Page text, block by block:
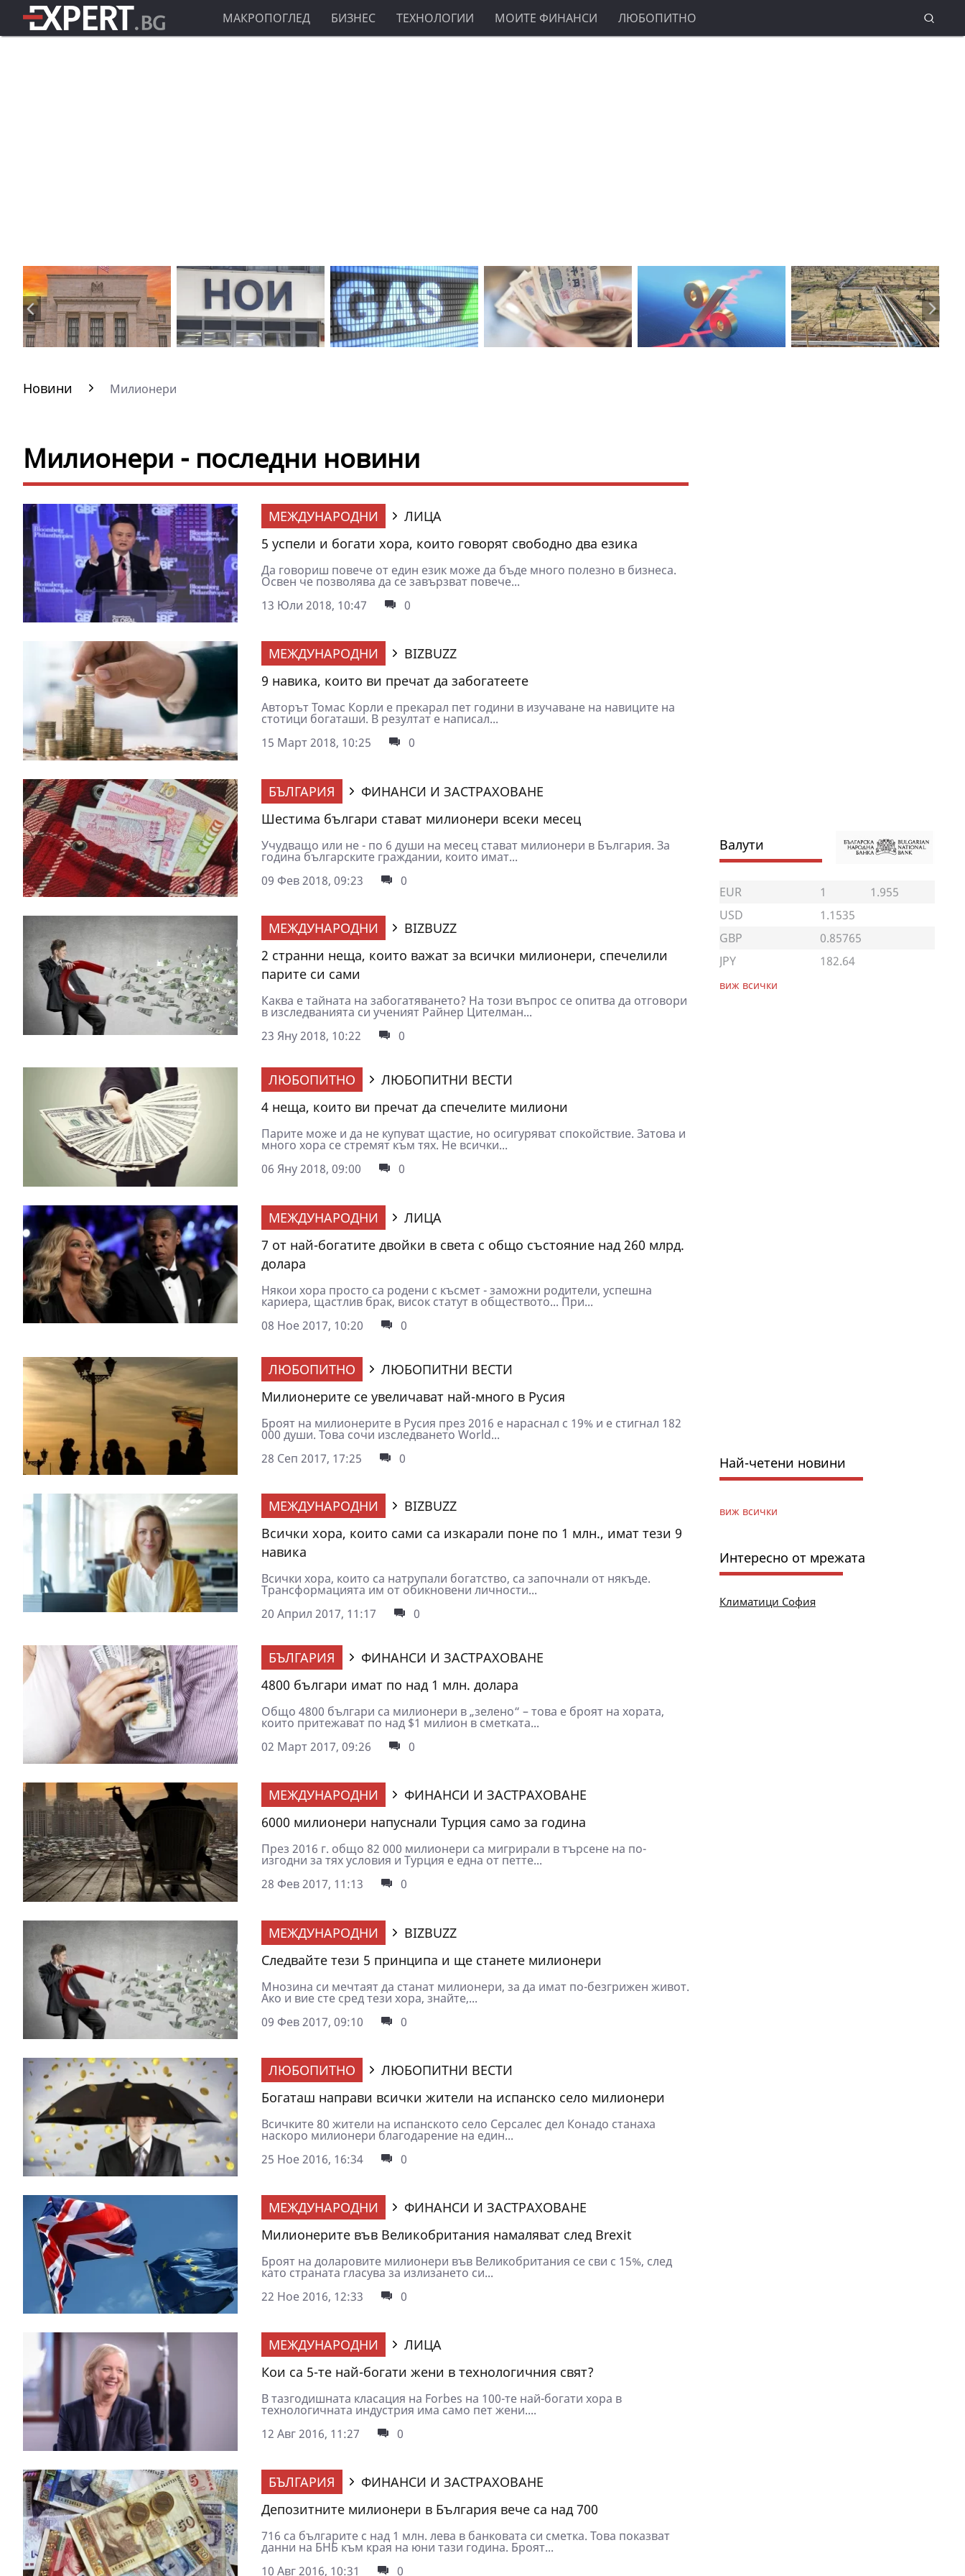
МАКРОПОГЛЕД БИЗНЕС ТЕХНОЛОГИИ МОИТЕ ФИНАНСИ ЛЮБОПИТНО
Новини Милионери
Милионери - последни новини
МЕЖДУНАРОДНИ
ЛИЦА
5 успели и богати хора, които говорят свободно два езика
Да говориш повече от един език може да бъде много полезно в бизнеса.
Освен че позволява да се завързват повече...
13 Юли 2018, 10:47
0
МЕЖДУНАРОДНИ
BIZBUZZ
9 навика, които ви пречат да забогатеете
Авторът Томас Корли е прекарал пет години в изучаване на навиците на
стотици богаташи. В резултат е написал...
15 Март 2018, 10:25
0
БЪЛГАРИЯ
ФИНАНСИ И ЗАСТРАХОВАНЕ
Шестима българи стават милионери всеки месец
Учудващо или не - по 6 души на месец стават милионери в България. За
година българските граждании, които имат...
09 Фев 2018, 09:23
0
МЕЖДУНАРОДНИ
BIZBUZZ
2 странни неща, които важат за всички милионери, спечелили
парите си сами
Каква е тайната на забогатяването? На този въпрос се опитва да отговори
в изследванията си ученият Райнер Цителман...
23 Яну 2018, 10:22
0
ЛЮБОПИТНО
ЛЮБОПИТНИ ВЕСТИ
4 неща, които ви пречат да спечелите милиони
Парите може и да не купуват щастие, но осигуряват спокойствие. Затова и
много хора се стремят към тях. Не всички...
06 Яну 2018, 09:00
0
МЕЖДУНАРОДНИ
ЛИЦА
7 от най-богатите двойки в света с общо състояние над 260 млрд.
долара
Някои хора просто са родени с късмет - заможни родители, успешна
кариера, щастлив брак, висок статут в обществото... При...
08 Ное 2017, 10:20
0
ЛЮБОПИТНО
ЛЮБОПИТНИ ВЕСТИ
Милионерите се увеличават най-много в Русия
Броят на милионерите в Русия през 2016 е нараснал с 19% и е стигнал 182
000 души. Това сочи изследването World...
28 Сеп 2017, 17:25
0
МЕЖДУНАРОДНИ
BIZBUZZ
Всички хора, които сами са изкарали поне по 1 млн., имат тези 9
навика
Всички хора, които са натрупали богатство, са започнали от някъде.
Трансформацията им от обикновени личности...
20 Април 2017, 11:17
0
БЪЛГАРИЯ
ФИНАНСИ И ЗАСТРАХОВАНЕ
4800 българи имат по над 1 млн. долара
Общо 4800 българи са милионери в „зелено“ – това е броят на хората,
които притежават по над $1 милион в сметката...
02 Март 2017, 09:26
0
МЕЖДУНАРОДНИ
ФИНАНСИ И ЗАСТРАХОВАНЕ
6000 милионери напуснали Турция само за година
През 2016 г. общо 82 000 милионери са мигрирали в търсене на по-
изгодни за тях условия и Турция е една от петте...
28 Фев 2017, 11:13
0
МЕЖДУНАРОДНИ
BIZBUZZ
Следвайте тези 5 принципа и ще станете милионери
Мнозина си мечтаят да станат милионери, за да имат по-безгрижен живот.
Ако и вие сте сред тези хора, знайте,...
09 Фев 2017, 09:10
0
ЛЮБОПИТНО
ЛЮБОПИТНИ ВЕСТИ
Богаташ направи всички жители на испанско село милионери
Всичките 80 жители на испанското село Серсалес дел Конадо станаха
наскоро милионери благодарение на един...
25 Ное 2016, 16:34
0
МЕЖДУНАРОДНИ
ФИНАНСИ И ЗАСТРАХОВАНЕ
Милионерите във Великобритания намаляват след Brexit
Броят на доларовите милионери във Великобритания се сви с 15%, след
като страната гласува за излизането си...
22 Ное 2016, 12:33
0
МЕЖДУНАРОДНИ
ЛИЦА
Кои са 5-те най-богати жени в технологичния свят?
В тазгодишната класация на Forbes на 100-те най-богати хора в
технологичната индустрия има само пет жени....
12 Авг 2016, 11:27
0
БЪЛГАРИЯ
ФИНАНСИ И ЗАСТРАХОВАНЕ
Депозитните милионери в България вече са над 700
716 са българите с над 1 млн. лева в банковата си сметка. Това показват
данни на БНБ към края на юни тази година. Броят...
10 Авг 2016, 10:31
0
Валути
EUR 1
1.955
USD
1.1535
GBP
0.85765
JPY
182.64
виж всички
Най-четени новини
виж всички
Интересно от мрежата
Климатици София